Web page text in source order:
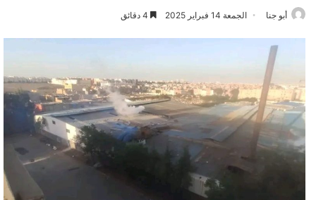
أبو جنا الجمعة 14 فبراير 2025